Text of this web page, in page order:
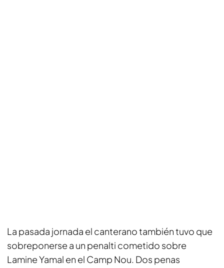
La pasada jornada el canterano también tuvo que
sobreponerse a un penalti cometido sobre
Lamine Yamal en el Camp Nou. Dos penas